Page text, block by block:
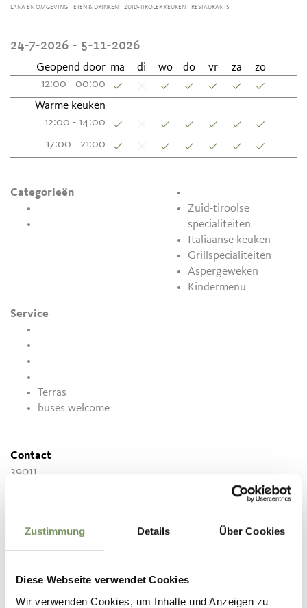
Zustimmung Details Über Cookies
Diese Webseite verwendet Cookies
Wir verwenden Cookies, um Inhalte und Anzeigen zu
LANA EN OMGEVING ETEN & DRINKEN ZUID-TIROLER KEUKEN RESTAURANTS
24-7-2026 - 5-11-2026
Geopend door ma di wo do vr za
zo
12:00 - 00:00
Warme keuken
12:00 - 14:00
17:00 - 21:00
Categorieën
Zuid-tiroolse
specialiteiten
Italiaanse keuken
Grillspecialiteiten
Aspergeweken
Kindermenu
Service
Terras
buses welcome
Contact
39011
+39 0473 562772